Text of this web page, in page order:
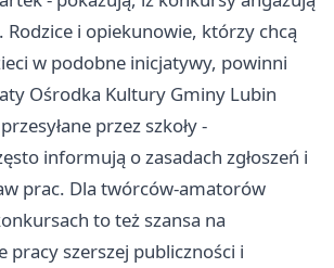
Rodzice i opiekunowie, którzy chcą
w podobne inicjatywy, powinni
Ośrodka Kultury Gminy Lubin
przez szkoły -
informują o zasadach zgłoszeń i
prac. Dla twórców-amatorów
to też szansa na
pracy szerszej publiczności i